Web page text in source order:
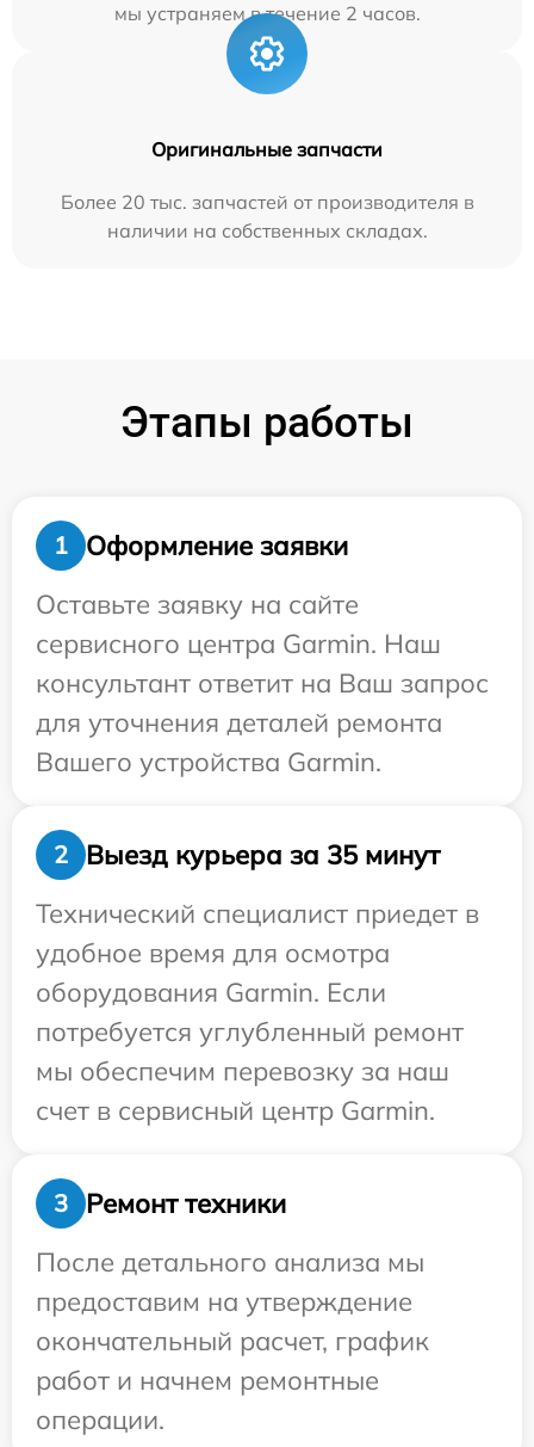
мы устраняем в течение 2 часов.
Оригинальные запчасти
Более 20 тыс. запчастей от производителя в
наличии на собственных складах.
Этапы работы
1
Оформление заявки
Оставьте заявку на сайте
сервисного центра Garmin. Наш
консультант ответит на Ваш запрос
для уточнения деталей ремонта
Вашего устройства Garmin.
2
Выезд курьера за 35 минут
Технический специалист приедет в
удобное время для осмотра
оборудования Garmin. Если
потребуется углубленный ремонт
мы обеспечим перевозку за наш
счет в сервисный центр Garmin.
3
Ремонт техники
После детального анализа мы
предоставим на утверждение
окончательный расчет, график
работ и начнем ремонтные
операции.